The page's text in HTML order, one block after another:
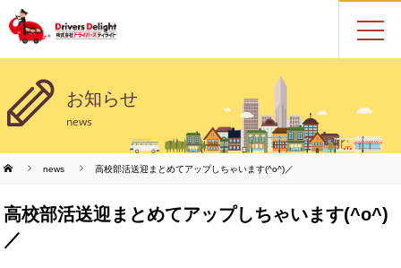
お知らせ
news
news 高校部活送迎まとめてアップしちゃいます(^o^)／
高校部活送迎まとめてアップしちゃいます(^o^)
／